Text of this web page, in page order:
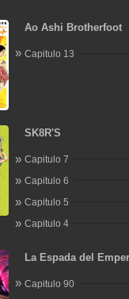
Ao Ashi Brotherfoot
Capitulo 13
SK8R'S
Capitulo 7
Capitulo 6
Capitulo 5
Capitulo 4
La Espada del
Capitulo 90